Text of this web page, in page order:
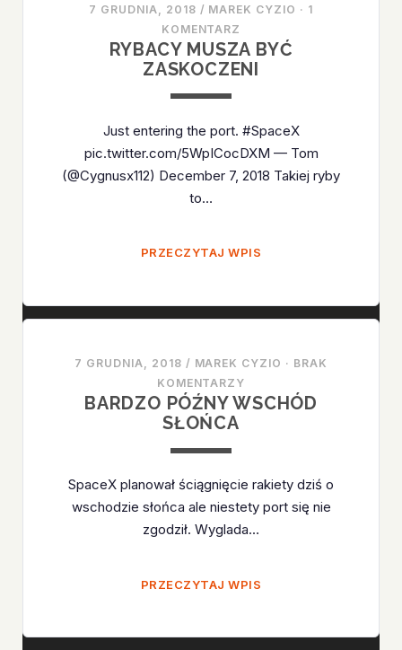
RAKIETĄ
7 GRUDNIA, 2018 / MAREK CYZIO · 1
KOMENTARZ
RYBACY MUSZA BYĆ
ZASKOCZENI
Just entering the port. #SpaceX
pic.twitter.com/5WpICocDXM — Tom
(@Cygnusx112) December 7, 2018 Takiej ryby
to…
PRZECZYTAJ WPIS
ZASKOCZENI
7 GRUDNIA, 2018 / MAREK CYZIO · BRAK
KOMENTARZY
BARDZO PÓŹNY WSCHÓD
SŁOŃCA
SpaceX planował ściągnięcie rakiety dziś o
wschodzie słońca ale niestety port się nie
zgodził. Wyglada…
PRZECZYTAJ WPIS